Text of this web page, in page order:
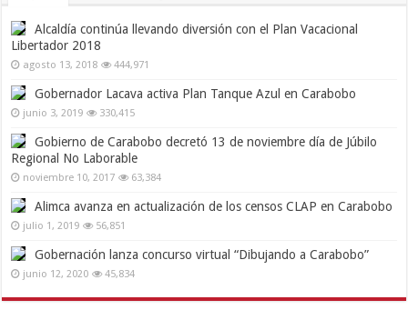
Alcaldía continúa llevando diversión con el Plan Vacacional
Libertador 2018
agosto 13, 2018 444,971
Gobernador Lacava activa Plan Tanque Azul en Carabobo
junio 3, 2019 330,415
Gobierno de Carabobo decretó 13 de noviembre día de Júbilo
Regional No Laborable
noviembre 10, 2017 63,384
Alimca avanza en actualización de los censos CLAP en Carabobo
julio 1, 2019 56,851
Gobernación lanza concurso virtual “Dibujando a Carabobo”
junio 12, 2020 45,834